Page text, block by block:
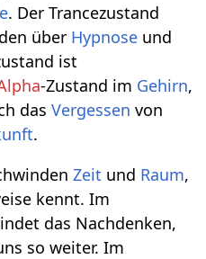
. Der Trancezustand
über Hypnose und
ist
-Zustand im Gehirn,
dasVergessen von
.
Zeit und Raum,
kennt. Im
das Nachdenken,
so weiter. Im